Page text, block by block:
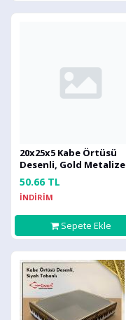
20x25x5 Kabe Örtüsü
Desenli, Gold Metalize
Karton Tabanlı Kutu
50.66 TL
İNDİRİM
Sepete Ekle